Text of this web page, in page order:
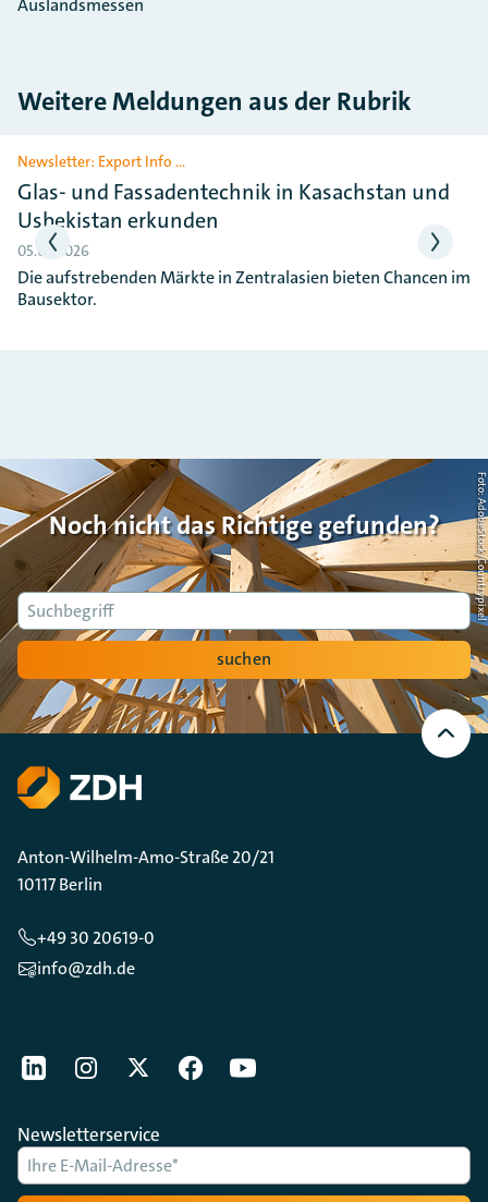
Weitere Meldungen aus der Rubrik
Slider überspringen
Newsletter: Export Info …
Glas- und Fassadentechnik in Kasachstan und
Usbekistan erkunden
05.05.2026
Die aufstrebenden Märkte in Zentralasien bieten Chancen im
Bausektor.
Noch nicht das Richtige gefunden?
Suche
suchen
Foto: AdobeStock/Countrypixel
Nach
oben
Scrollen
Anton-Wilhelm-Amo-Straße 20/21
10117 Berlin
+49 30 20619-0
info@zdh.de
[Der ZDH in den Sozialen Netzwerken]
LinkedIninstagramTwitterFacebookYoutube
Newsletterservice